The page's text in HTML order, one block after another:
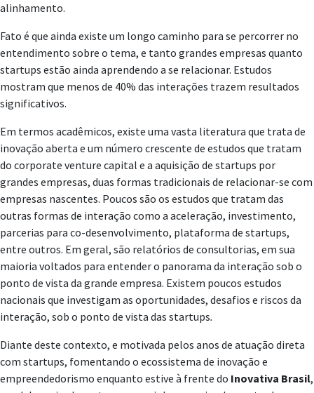
alinhamento.
Fato é que ainda existe um longo caminho para se percorrer no
entendimento sobre o tema, e tanto grandes empresas quanto
startups estão ainda aprendendo a se relacionar. Estudos
mostram que menos de 40% das interações trazem resultados
significativos.
Em termos acadêmicos, existe uma vasta literatura que trata de
inovação aberta e um número crescente de estudos que tratam
do corporate venture capital e a aquisição de startups por
grandes empresas, duas formas tradicionais de relacionar-se com
empresas nascentes. Poucos são os estudos que tratam das
outras formas de interação como a aceleração, investimento,
parcerias para co-desenvolvimento, plataforma de startups,
entre outros. Em geral, são relatórios de consultorias, em sua
maioria voltados para entender o panorama da interação sob o
ponto de vista da grande empresa. Existem poucos estudos
nacionais que investigam as oportunidades, desafios e riscos da
interação, sob o ponto de vista das startups.
Diante deste contexto, e motivada pelos anos de atuação direta
com startups, fomentando o ecossistema de inovação e
empreendedorismo enquanto estive à frente do Inovativa Brasil,